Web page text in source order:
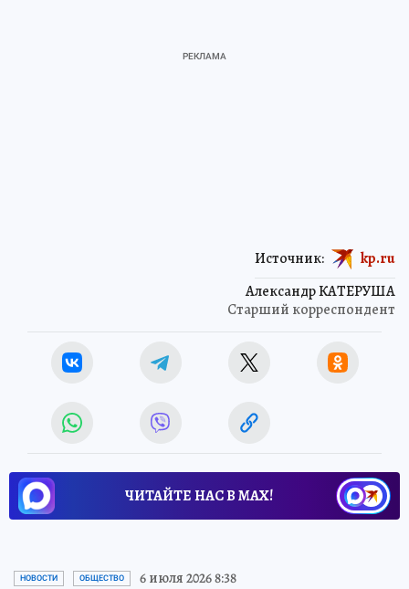
Александр КАТЕРУША
Старший корреспондент
Источник: kp.ru
ЧИТАЙТЕ НАС В МАХ!
НОВОСТИ ОБЩЕСТВО 6 июля 2026 8:38